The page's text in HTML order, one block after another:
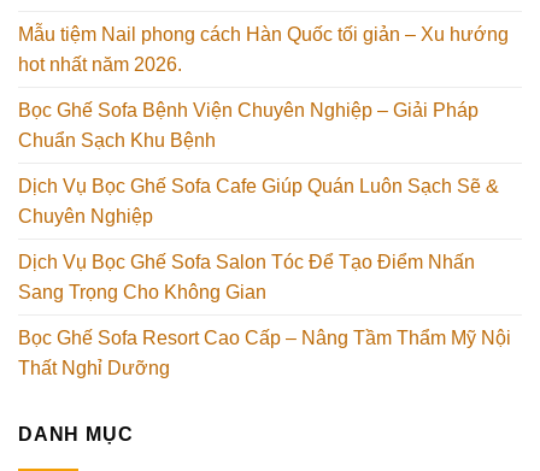
Mẫu tiệm Nail phong cách Hàn Quốc tối giản – Xu hướng
hot nhất năm 2026.
Bọc Ghế Sofa Bệnh Viện Chuyên Nghiệp – Giải Pháp
Chuẩn Sạch Khu Bệnh
Dịch Vụ Bọc Ghế Sofa Cafe Giúp Quán Luôn Sạch Sẽ &
Chuyên Nghiệp
Dịch Vụ Bọc Ghế Sofa Salon Tóc Để Tạo Điểm Nhấn
Sang Trọng Cho Không Gian
Bọc Ghế Sofa Resort Cao Cấp – Nâng Tầm Thẩm Mỹ Nội
Thất Nghỉ Dưỡng
DANH MỤC